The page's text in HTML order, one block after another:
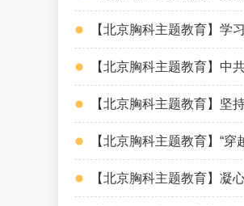
【北京胸科主题教育】
【北京胸科主题教育】中
【北京胸科主题教育】
【北京胸科主题教育】“
【北京胸科主题教育】